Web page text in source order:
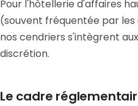
Pour l'hôtellerie d'affaires
(souvent fréquentée par
nos cendriers s'intègrent
discrétion.
Le cadre